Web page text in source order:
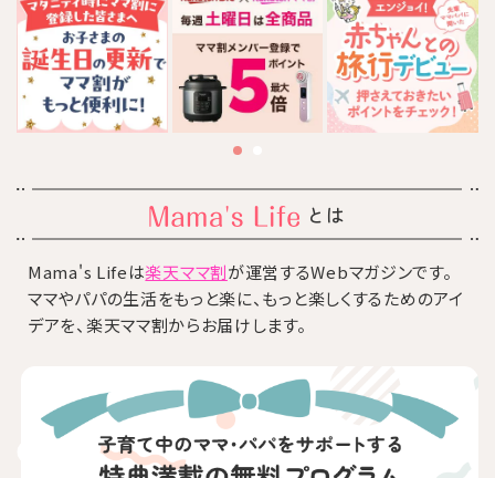
とは
Mama's Lifeは楽天ママ割が運営するWebマガジンです。
ママやパパの生活をもっと楽に、もっと楽しくするためのアイ
デアを、楽天ママ割からお届けします。